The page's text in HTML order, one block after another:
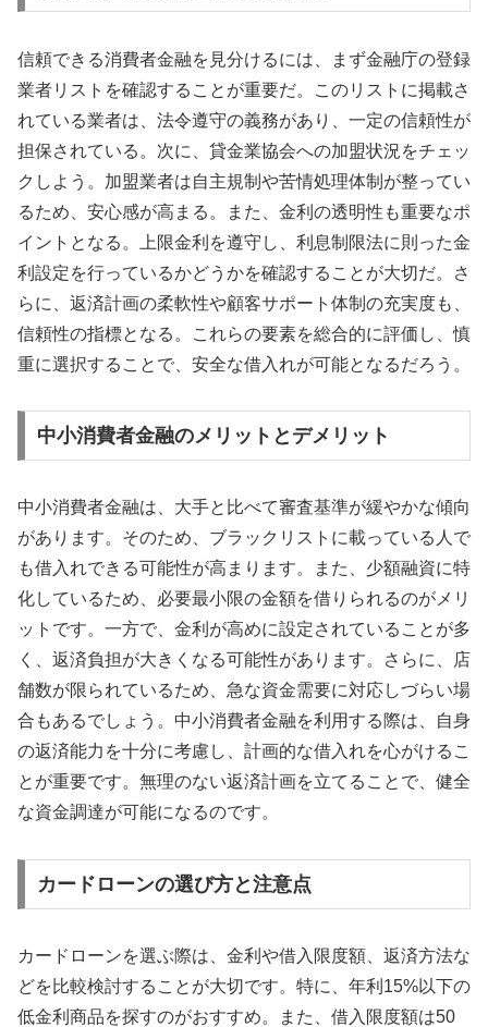
信頼できる消費者金融を見分けるには、まず金融庁の登録
業者リストを確認することが重要だ。このリストに掲載さ
れている業者は、法令遵守の義務があり、一定の信頼性が
担保されている。次に、貸金業協会への加盟状況をチェッ
クしよう。加盟業者は自主規制や苦情処理体制が整ってい
るため、安心感が高まる。また、金利の透明性も重要なポ
イントとなる。上限金利を遵守し、利息制限法に則った金
利設定を行っているかどうかを確認することが大切だ。さ
らに、返済計画の柔軟性や顧客サポート体制の充実度も、
信頼性の指標となる。これらの要素を総合的に評価し、慎
重に選択することで、安全な借入れが可能となるだろう。
中小消費者金融のメリットとデメリット
中小消費者金融は、大手と比べて審査基準が緩やかな傾向
があります。そのため、ブラックリストに載っている人で
も借入れできる可能性が高まります。また、少額融資に特
化しているため、必要最小限の金額を借りられるのがメリ
ットです。一方で、金利が高めに設定されていることが多
く、返済負担が大きくなる可能性があります。さらに、店
舗数が限られているため、急な資金需要に対応しづらい場
合もあるでしょう。中小消費者金融を利用する際は、自身
の返済能力を十分に考慮し、計画的な借入れを心がけるこ
とが重要です。無理のない返済計画を立てることで、健全
な資金調達が可能になるのです。
カードローンの選び方と注意点
カードローンを選ぶ際は、金利や借入限度額、返済方法な
どを比較検討することが大切です。特に、年利15%以下の
低金利商品を探すのがおすすめ。また、借入限度額は50